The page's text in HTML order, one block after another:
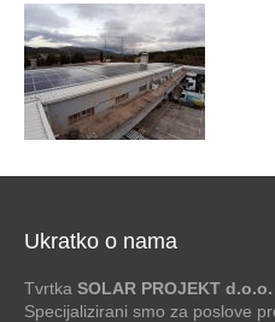
Ukratko o nama
Tvrtka SOLAR PROJEKT d.o.o.
Specijalizirani smo za poslove